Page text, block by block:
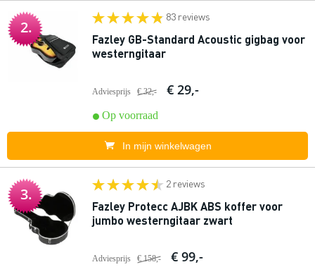
2.
83 reviews
Fazley GB-Standard Acoustic gigbag voor
westerngitaar
Adviesprijs € 32,- € 29,-
Op voorraad
In mijn winkelwagen
3.
2 reviews
Fazley Protecc AJBK ABS koffer voor
jumbo westerngitaar zwart
Adviesprijs € 158,- € 99,-